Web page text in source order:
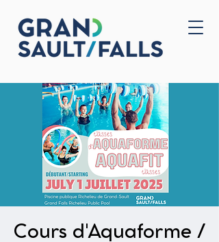
Home
Cours d'Aquaforme /